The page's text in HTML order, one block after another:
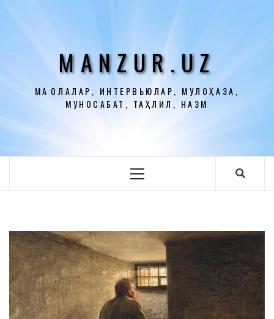
MANZUR.UZ
МАҚОЛАЛАР, ИНТЕРВЬЮЛАР, МУЛОҲАЗА,
МУНОСАБАТ, ТАҲЛИЛ, НАЗМ
меню